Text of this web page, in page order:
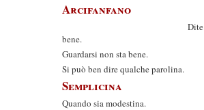
Arcifanfano
Dite
bene.
Guardarsi non sta bene.
Si può ben dire qualche parolina.
Semplicina
Quando sia modestina.